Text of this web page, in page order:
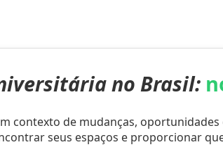
no Brasil:
contexto de mudanças,
seus espaços e proporcionar